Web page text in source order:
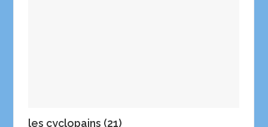
les cyclopains (21)